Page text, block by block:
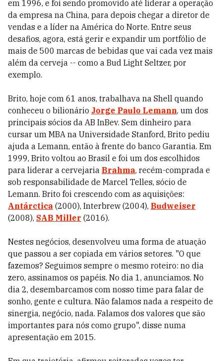
em 1996, e foi sendo promovido até liderar a operação
da empresa na China, para depois chegar a diretor de
vendas e a líder na América do Norte. Entre seus
desafios, agora, está gerir e expandir um portfólio de
mais de 500 marcas de bebidas que vai cada vez mais
além da cerveja -- como a Bud Light Seltzer, por
exemplo.
Brito, hoje com 61 anos, trabalhava na Shell quando
conheceu o bilionário Jorge Paulo Lemann, um dos
principais sócios da AB InBev. Sem dinheiro para
cursar um MBA na Universidade Stanford, Brito pediu
ajuda a Lemann, então à frente do banco Garantia. Em
1999, Brito voltou ao Brasil e foi um dos escolhidos
para liderar a cervejaria Brahma, recém-comprada e
sob responsabilidade de Marcel Telles, sócio de
Lemann. Brito foi crescendo com as aquisições:
Antárctica (2000), Interbrew (2004), Budweiser
(2008), SAB Miller (2016).
Nestes negócios, desenvolveu uma forma de atuação
que passou a ser copiada em vários setores. "O que
fazemos? Seguimos sempre o mesmo roteiro: no dia
zero, assinamos os papéis. No dia 1, anunciamos. No
dia 2, desembarcamos com nosso time para falar de
sonho, gente e cultura. Não falamos nada a respeito de
sinergia, negócio, nada. Falamos dos valores que são
importantes para nós como grupo", disse numa
apresentação em 2015.